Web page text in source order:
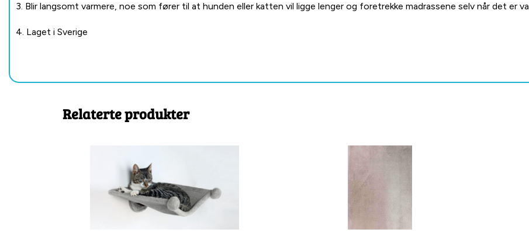
3. Blir langsomt varmere, noe som fører til at hunden eller katten vil ligge lenger og foretrekke madrassene selv når det er
4. Laget i Sverige
Relaterte produkter